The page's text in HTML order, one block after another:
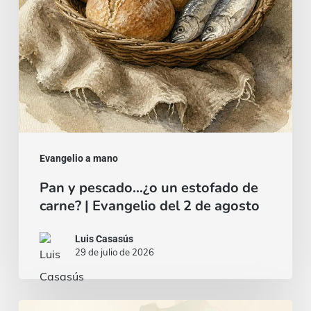
Evangelio a mano
carne?
|
Evangelio
del
2
de
agosto
Pan y pescado…¿o un estofado de
carne? | Evangelio del 2 de agosto
Luis Casasús
29 de julio de 2026